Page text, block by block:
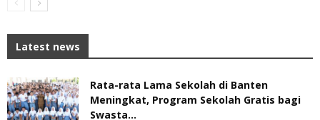
Latest news
Rata-rata Lama Sekolah di Banten
Meningkat, ‎Program Sekolah Gratis bagi
Swasta...